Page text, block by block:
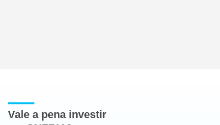
Vale a pena investir